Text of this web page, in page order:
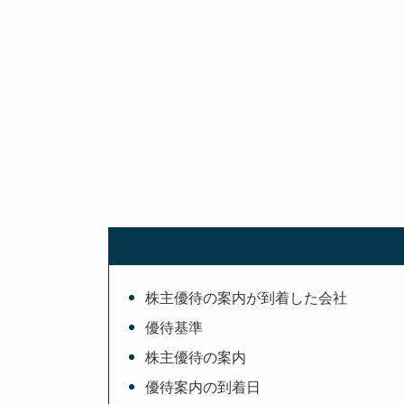
株主優待の案内が到着した会社
優待基準
株主優待の案内
優待案内の到着日